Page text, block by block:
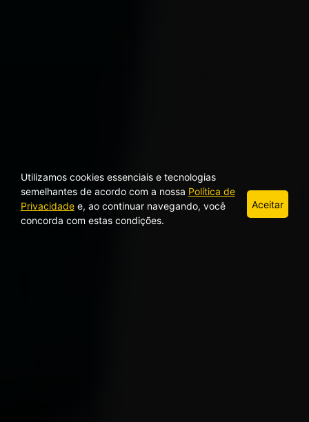
Utilizamos cookies essenciais e tecnologias
semelhantes de acordo com a nossa Política de
Privacidadee, ao continuar navegando, você
concorda com estas condições.
Aceitar